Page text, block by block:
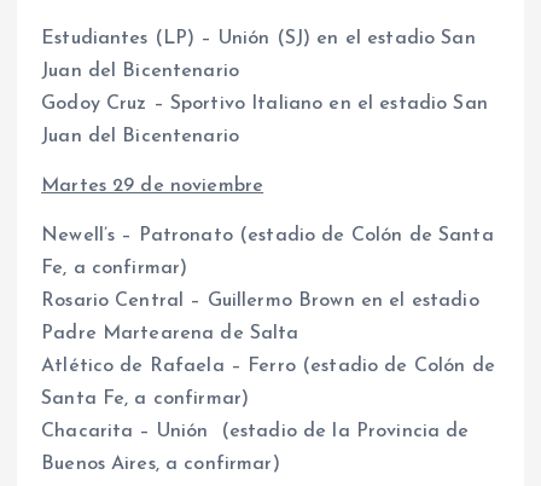
Estudiantes (LP) – Unión (SJ) en el estadio San
Juan del Bicentenario
Godoy Cruz – Sportivo Italiano en el estadio San
Juan del Bicentenario
Martes 29 de noviembre
Newell’s – Patronato (estadio de Colón de Santa
Fe, a confirmar)
Rosario Central – Guillermo Brown en el estadio
Padre Martearena de Salta
Atlético de Rafaela – Ferro (estadio de Colón de
Santa Fe, a confirmar)
Chacarita – Unión (estadio de la Provincia de
Buenos Aires, a confirmar)